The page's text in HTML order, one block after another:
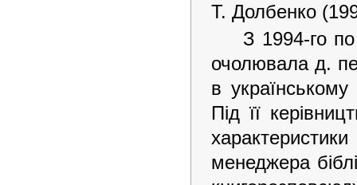
Т. Долбенко
З 1994-го
очолювала д.
в українському
Під її
менеджера